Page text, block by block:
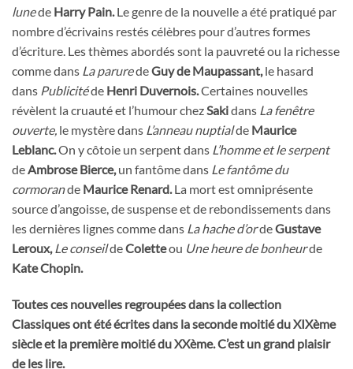
lunede Harry Pain.Le genre de la nouvelle a été pratiqué par
nombre d’écrivains restés célèbres pour d’autres formes
d’écriture. Les thèmes abordés sont la pauvreté ou la richesse
comme dans La paruredeGuy de Maupassant,le hasard
dans Publicitéde Henri Duvernois.Certaines nouvelles
révèlent la cruauté et l’humour chezSakidans La fenêtre
ouverte, le mystère dans L’anneau nuptialde Maurice
Leblanc.On y côtoie un serpent dans L’homme et le serpent
deAmbrose Bierce,un fantôme dans Le fantôme du
cormorande Maurice Renard.La mort est omniprésente
source d’angoisse, de suspense et de rebondissements dans
les dernières lignes comme dans La hache d’ordeGustave
Leroux,Le conseildeColetteou Une heure de bonheurde
Kate Chopin.
Toutes ces nouvelles regroupées dans la collection
Classiques ont été écrites dans la seconde moitié du XIXème
siècle et la première moitié du XXème. C’est un grand plaisir
de les lire.